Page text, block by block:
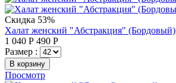
Скидка 53%
Халат женский "Абстракция" (Бордовый)
1 040 Р 490 Р
Размер :
В корзину
Просмотр